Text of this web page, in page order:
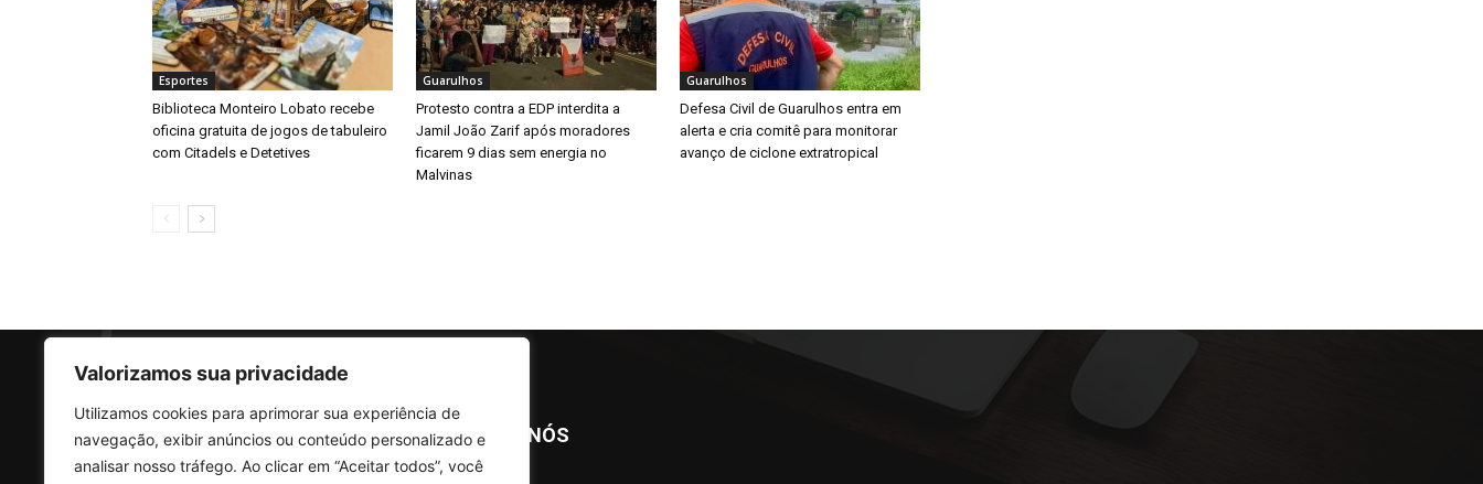
Valorizamos sua privacidade
Utilizamos cookies para aprimorar sua experiência de
navegação, exibir anúncios ou conteúdo personalizado e
analisar nosso tráfego. Ao clicar em “Aceitar todos”, você
Esportes
Biblioteca Monteiro Lobato recebe
oficina gratuita de jogos de tabuleiro
com Citadels e Detetives
Guarulhos
Protesto contra a EDP interdita a
Jamil João Zarif após moradores
ficarem 9 dias sem energia no
Malvinas
Guarulhos
Defesa Civil de Guarulhos entra em
alerta e cria comitê para monitorar
avanço de ciclone extratropical
SOBRE NÓS